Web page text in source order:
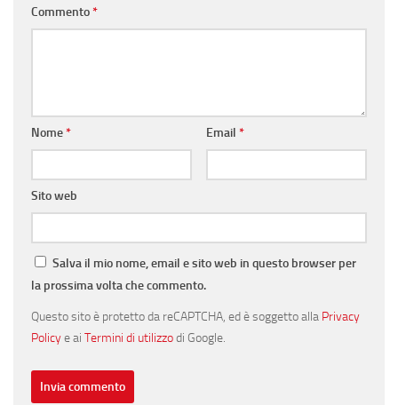
Commento*
Nome* Email *
Sito web
Salva il mio nome, email e sito web in questo browser per
la prossima volta che commento.
Questo sito è protetto da reCAPTCHA, ed è soggetto alla Privacy
Policye ai Termini di utilizzodi Google.